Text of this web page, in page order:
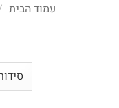
עמוד הבית